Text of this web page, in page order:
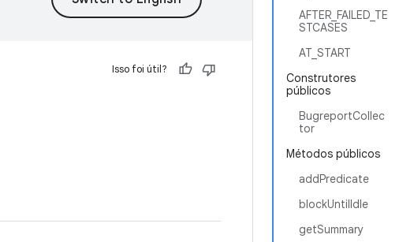
AFTER_FAILED_TE
STCASES
AT_START
Construtores
públicos
BugreportCollec
tor
Métodos públicos
addPredicate
blockUntilIdle
getSummary
Isso foi útil?